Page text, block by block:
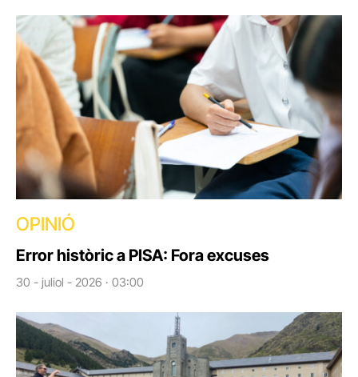
OPINIÓ
Error històric a PISA: Fora excuses
30 - juliol - 2026 · 03:00